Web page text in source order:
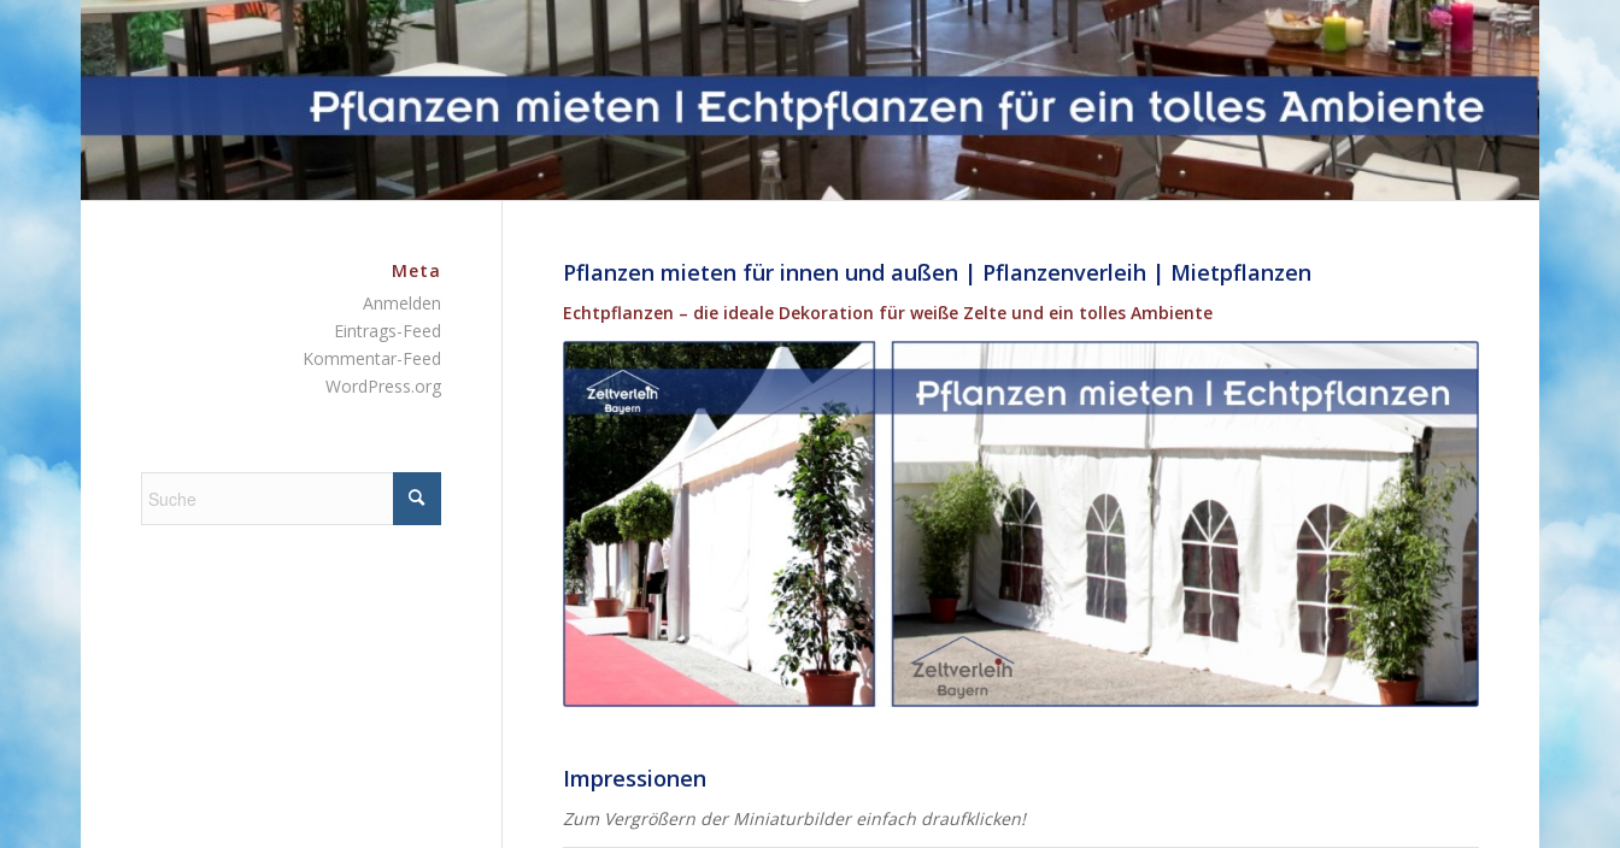
Pflanzen mieten für innen und außen | Pflanzenverleih | Mietpflanzen
Echtpflanzen – die ideale Dekoration für weiße Zelte und ein tolles Ambiente
Impressionen
Zum Vergrößern der Miniaturbilder einfach draufklicken!
Meta
Anmelden
Eintrags-Feed
Kommentar-Feed
WordPress.org